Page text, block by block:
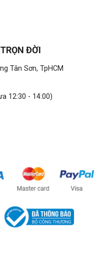
sự linh hoạt, mạnh
ĐỜI
Tân Sơn, TpHCM
12:30 - 14:00)